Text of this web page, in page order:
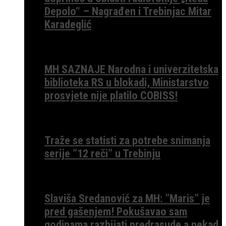
Depolo“ – Nagrađen i Trebinjac Mitar
Karadeglić
MH SAZNAJE Narodna i univerzitetska
biblioteka RS u blokadi, Ministarstvo
prosvjete nije platilo COBISS!
Traže se statisti za potrebe snimanja
serije ”12 reči” u Trebinju
Slaviša Sredanović za MH: ”Maris” je
pred gašenjem! Pokušavao sam